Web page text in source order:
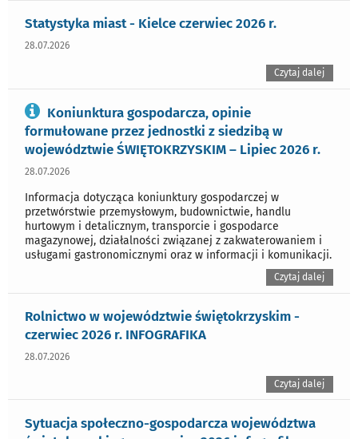
Statystyka miast - Kielce czerwiec 2026 r.
28.07.2026
Czytaj dalej
Koniunktura gospodarcza, opinie
formułowane przez jednostki z siedzibą w
województwie ŚWIĘTOKRZYSKIM – Lipiec 2026 r.
28.07.2026
Informacja dotycząca koniunktury gospodarczej w
przetwórstwie przemysłowym, budownictwie, handlu
hurtowym i detalicznym, transporcie i gospodarce
magazynowej, działalności związanej z zakwaterowaniem i
usługami gastronomicznymi oraz w informacji i komunikacji.
Czytaj dalej
Rolnictwo w województwie świętokrzyskim -
czerwiec 2026 r. INFOGRAFIKA
28.07.2026
Czytaj dalej
Sytuacja społeczno-gospodarcza województwa